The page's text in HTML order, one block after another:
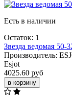
Есть в наличии
Остаток: 1
Звезда ведомая 50-
Производитель:
Esjot
4025.60 руб
в корзину